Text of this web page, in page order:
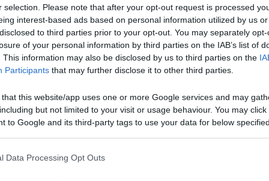
selection. Please note that after your opt-out request is processed
interest-based ads based on personal information utilized by us
to third parties prior to your opt-out. You may separately
of your personal information by third parties on the IAB’s list of
This information may also be disclosed by us to third parties on the
Participants that may further disclose it to other third parties.
that this website/app uses one or more Google services and may
but not limited to your visit or usage behaviour. You may
to Google and its third-party tags to use your data for below
Data Processing Opt Outs
del fiume vicino al paese e a un parco giochi, ...
Torinese (TO) - 5km
/ Posizione
parcheggio a pagamento, nessun servizio.